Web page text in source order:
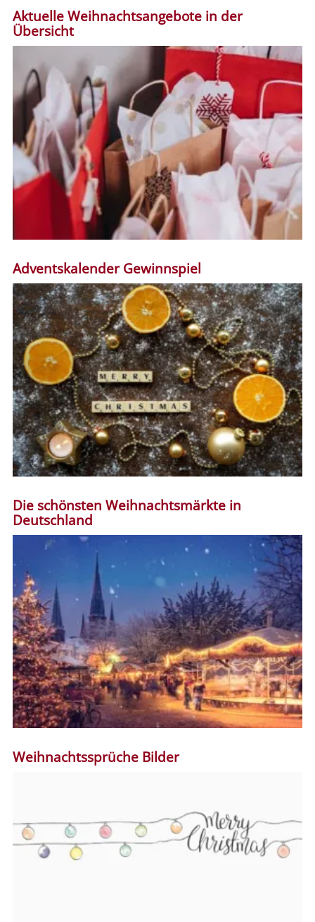
Aktuelle Weihnachtsangebote in der
Übersicht
Adventskalender Gewinnspiel
Die schönsten Weihnachtsmärkte in
Deutschland
Weihnachtssprüche Bilder